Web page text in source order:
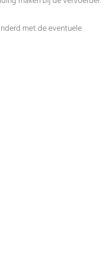
met de eventuele